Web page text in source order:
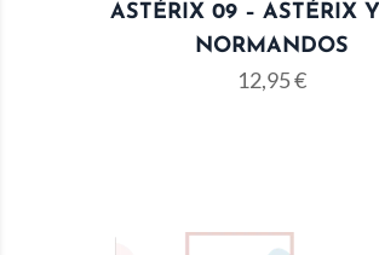
ASTÉRIX 09 – ASTÉRIX
NORMANDOS
12,95€